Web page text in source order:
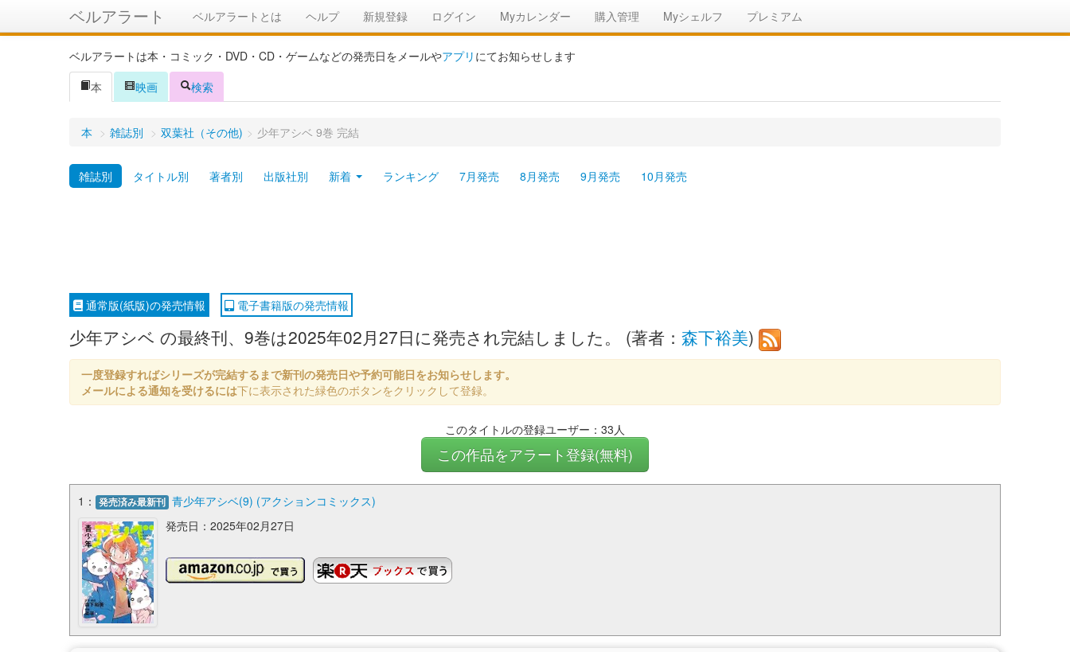
ベルアラート ベルアラートとは ヘルプ 新規登録 ログイン Myカレンダー 購入管理 Myシェルフ プレミアム
ベルアラートは本・コミック・DVD・CD・ゲームなどの発売日をメールやアプリ にてお知らせします
本
映画 検索
本 > 雑誌別 > 双葉社（その他) > 少年アシベ 9巻 完結
雑誌別 タイトル別 著者別 出版社別 新着 ランキング 7月発売 8月発売 9月発売 10月発売
通常版(紙版)の発売情報 電子書籍版の発売情報
少年アシベ の最終刊、9巻は2025年02月27日に発売され完結しました。 (著者： 森下裕美)
一度登録すればシリーズが完結するまで新刊の発売日や予約可能日をお知らせします。
メールによる通知を受けるには下に表示された緑色のボタンをクリックして登録。
このタイトルの登録ユーザー：33人
この作品をアラート登録(無料)
1： 発売済み最新刊 青少年アシベ(9) (アクションコミックス)
発売日：2025年02月27日